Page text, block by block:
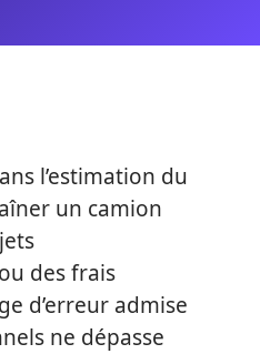
l’estimation du
un camion
des frais
d’erreur admise
ne dépasse